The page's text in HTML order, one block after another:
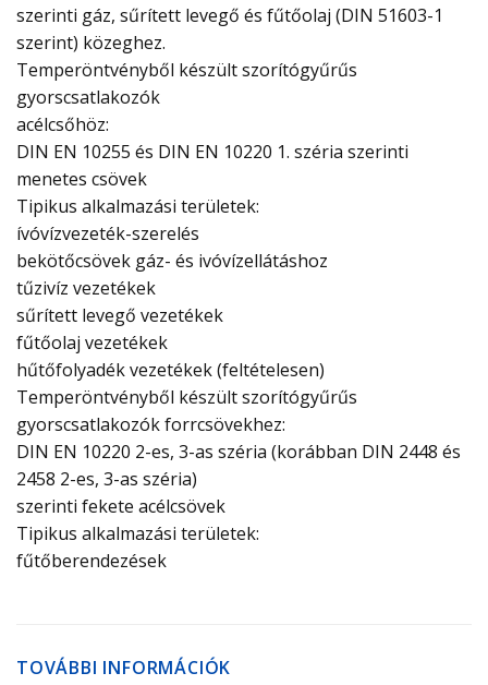
szerinti gáz, sűrített levegő és fűtőolaj (DIN 51603-1
szerint) közeghez.
Temperöntvényből készült szorítógyűrűs
gyorscsatlakozók
acélcsőhöz:
DIN EN 10255 és DIN EN 10220 1. széria szerinti
menetes csövek
Tipikus alkalmazási területek:
ívóvízvezeték-szerelés
bekötőcsövek gáz- és ivóvízellátáshoz
tűzivíz vezetékek
sűrített levegő vezetékek
fűtőolaj vezetékek
hűtőfolyadék vezetékek (feltételesen)
Temperöntvényből készült szorítógyűrűs
gyorscsatlakozók forrcsövekhez:
DIN EN 10220 2-es, 3-as széria (korábban DIN 2448 és
2458 2-es, 3-as széria)
szerinti fekete acélcsövek
Tipikus alkalmazási területek:
fűtőberendezések
TOVÁBBI INFORMÁCIÓK